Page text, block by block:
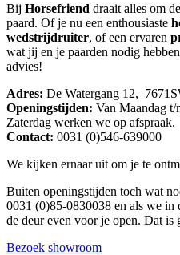
Bij Horsefriend draait alles om
paard. Of je nu een enthousiaste
wedstrijdruiter, of een ervaren
wat jij en je paarden nodig
advies!
Adres: De Watergang 12,
Openingstijden: Van Maandag
Zaterdag werken we op afspraak.
Contact: 0031 (0)546-639000
We kijken ernaar uit om je te
Buiten openingstijden toch wat
0031 (0)85-0830038 en als we
de deur even voor je open. Dat is
Bezoek showroom